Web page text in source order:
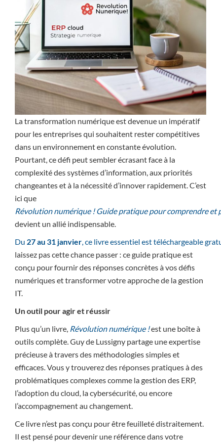
La transformation numérique est devenue un impératif
pour les entreprises qui souhaitent rester compétitives
dans un environnement en constante évolution.
Pourtant, ce défi peut sembler écrasant face à la
complexité des systèmes d’information, aux priorités
changeantes et à la nécessité d’innover rapidement. C’est
ici que
Révolution numérique ! Guide pratique pour comprendre et
devient un allié indispensable.
Du 27 au 31 janvier, ce livre essentiel est téléchargeable
laissez pas cette chance passer : ce guide pratique est
conçu pour fournir des réponses concrètes à vos défis
numériques et transformer votre approche de la gestion
IT.
Un outil pour agir et réussir
Plus qu’un livre, Révolution numérique !est une boîte à
outils complète. Guy de Lussigny partage une expertise
précieuse à travers des méthodologies simples et
efficaces. Vous y trouverez des réponses pratiques à des
problématiques complexes comme la gestion des ERP,
l’adoption du cloud, la cybersécurité, ou encore
l’accompagnement au changement.
Ce livre n’est pas conçu pour être feuilleté distraitement.
Il est pensé pour devenir une référence dans votre